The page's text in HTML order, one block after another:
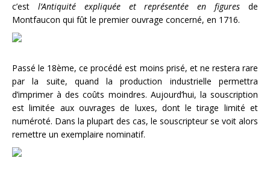
c’est l’Antiquité expliquée et représentée en figures de
Montfaucon qui fût le premier ouvrage concerné, en 1716.
Passé le 18ème, ce procédé est moins prisé, et ne restera rare
par la suite, quand la production industrielle permettra
d’imprimer à des coûts moindres. Aujourd’hui, la souscription
est limitée aux ouvrages de luxes, dont le tirage limité et
numéroté. Dans la plupart des cas, le souscripteur se voit alors
remettre un exemplaire nominatif.